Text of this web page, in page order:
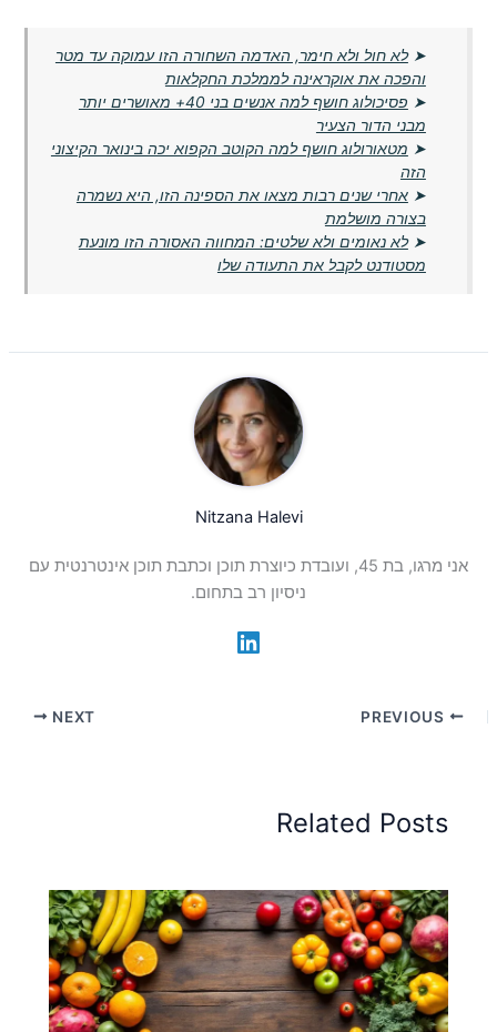
➤לא חול ולא חימר, האדמה השחורה הזו עמוקה עד מטר
והפכה את אוקראינה לממלכת החקלאות
➤
פסיכולוג חושף למה אנשים בני 40+ מאושרים יותר
מבני הדור הצעיר
➤ מטאורולוג חושף למה הקוטב הקפוא יכה בינואר הקיצוני
הזה
➤אחרי שנים רבות מצאו את הספינה הזו, היא נשמרה
בצורה מושלמת
➤לא נאומים ולא שלטים: המחווה האסורה הזו מונעת
מסטודנט לקבל את התעודה שלו
Nitzana Halevi
אני מרגו, בת 45, ועובדת כיוצרת תוכן וכתבת תוכן אינטרנטית עם
ניסיון רב בתחום.
NEXT
Related Posts